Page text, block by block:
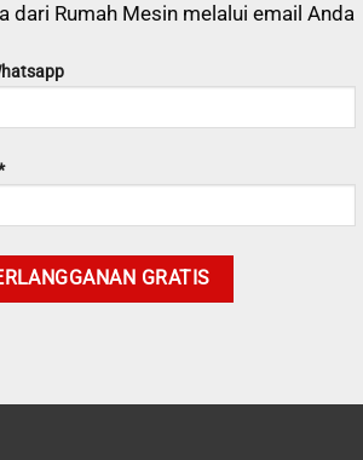
dari Rumah Mesin melalui email Anda